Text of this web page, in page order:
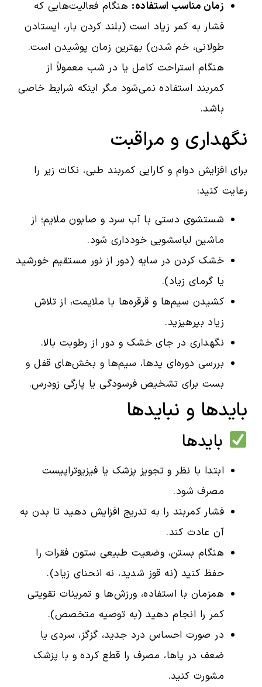
زمان مناسب استفاده: هنگام فعالیت‌هایی که
فشار به کمر زیاد است (بلند کردن بار، ایستادن
طولانی، خم شدن) بهترین زمان پوشیدن است.
هنگام استراحت کامل یا در شب معمولاً از
کمربند استفاده نمی‌شود مگر اینکه شرایط خاصی
باشد.
نگهداری و مراقبت
برای افزایش دوام و کارایی کمربند طبی، نکات زیر را
رعایت کنید:
شستشوی دستی با آب سرد و صابون ملایم؛ از
ماشین لباسشویی خودداری شود.
خشک کردن در سایه (دور از نور مستقیم خورشید
یا گرمای زیاد).
کشیدن سیم‌ها و قرقره‌ها با ملایمت، از تلاش
زیاد بپرهیزید.
نگهداری در جای خشک و دور از رطوبت بالا.
بررسی دوره‌ای پدها، سیم‌ها و بخش‌های قفل و
بست برای تشخیص فرسودگی یا پارگی زودرس.
بایدها و نبایدها
بایدها
ابتدا با نظر و تجویز پزشک یا فیزیوتراپیست
مصرف شود.
فشار کمربند را به تدریج افزایش دهید تا بدن به
آن عادت کند.
هنگام بستن، وضعیت طبیعی ستون فقرات را
حفظ کنید (نه قوز شدید، نه انحنای زیاد).
همزمان با استفاده، ورزش‌ها و تمرینات تقویتی
کمر را انجام دهید (به توصیه متخصص).
در صورت احساس درد جدید، گزگز، سردی یا
ضعف در پاها، مصرف را قطع کرده و با پزشک
مشورت کنید.